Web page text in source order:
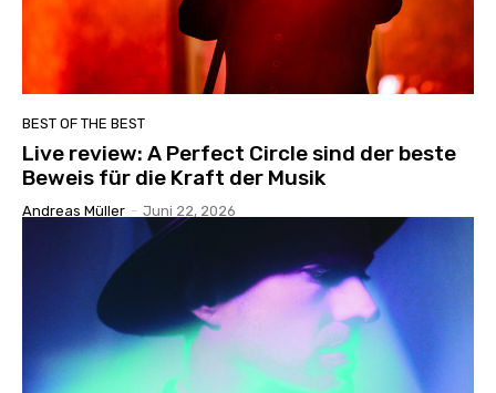
BEST OF THE BEST
Live review: A Perfect Circle sind der beste
Beweis für die Kraft der Musik
Andreas Müller - Juni 22, 2026